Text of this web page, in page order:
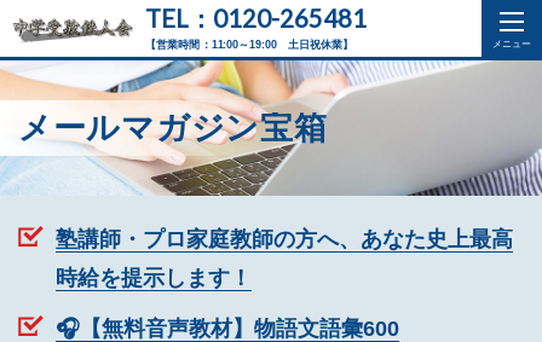
【営業時間：11:00～19:00 土日祝休業】
TEL：0120-265481
メールマガジン宝箱
塾講師・プロ家庭教師の方へ、あなた史上最高
時給を提示します！
🎧【無料音声教材】物語文語彙600